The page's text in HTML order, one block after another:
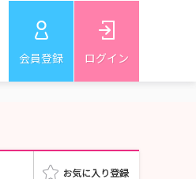
会員登録 ログイン